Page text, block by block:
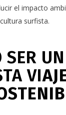
el impacto
surfista.
SER UN
VI